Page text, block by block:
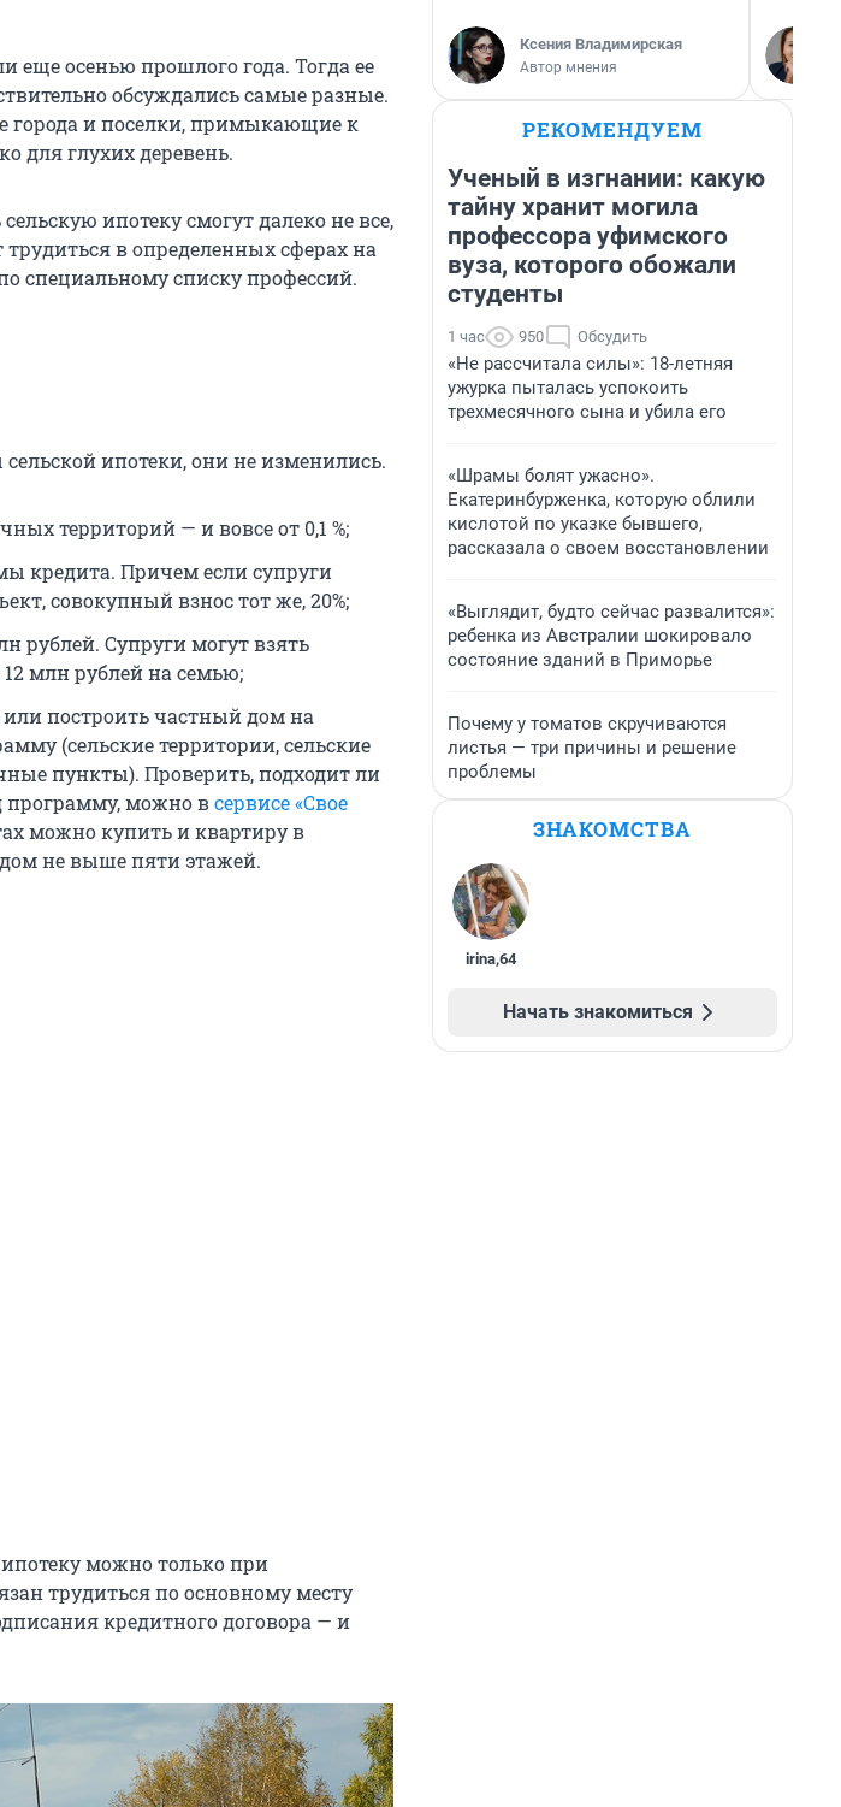
еще осенью прошлого года. Тогда ее
обсуждались самые разные.
города и поселки, примыкающие к
для глухих деревень.
ипотеку смогут далеко не все,
в определенных сферах на
специальному списку профессий.
ипотеки, они не изменились.
территорий — и вовсе от 0,1 %;
кредита. Причем если супруги
совокупный взнос тот же, 20%;
рублей. Супруги могут взять
млн рублей на семью;
построить частный дом на
(сельские территории, сельские
пункты). Проверить, подходит ли
программу, можно всервисе «Свое
можно купить и квартиру в
не выше пяти этажей.
ипотеку можно только при
трудиться по основному месту
кредитного договора — и
Ксения Владимирская
Автор мнения
РЕКОМЕНДУЕМ
Ученый в изгнании: какую
тайну хранит могила
профессора уфимского
вуза, которого обожали
студенты
1 час 950 Обсудить
«Не рассчитала силы»: 18-летняя
ужурка пыталась успокоить
трехмесячного сына и убила его
«Шрамы болят ужасно».
Екатеринбурженка, которую облили
кислотой по указке бывшего,
рассказала о своем восстановлении
«Выглядит, будто сейчас развалится»:
ребенка из Австралии шокировало
состояние зданий в Приморье
Почему у томатов скручиваются
листья — три причины и решение
проблемы
ЗНАКОМСТВА
irina,64
Начать знакомиться